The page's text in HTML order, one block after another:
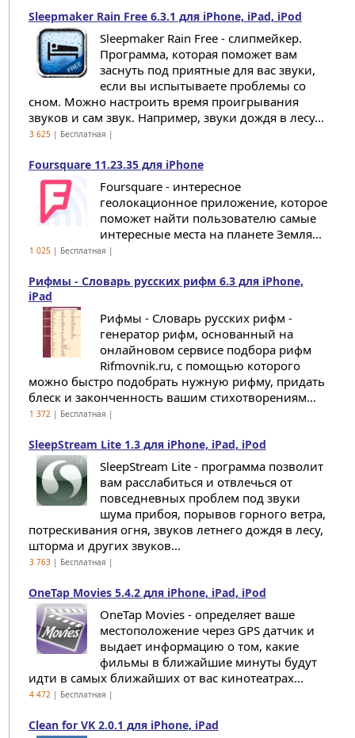
Sleepmaker Rain Free 6.3.1 для iPhone, iPad, iPod
Sleepmaker Rain Free - слипмейкер.
Программа, которая поможет вам
заснуть под приятные для вас звуки,
если вы испытываете проблемы со
сном. Можно настроить время проигрывания
звуков и сам звук. Например, звуки дождя в лесу...
3 625| Бесплатная |
Foursquare 11.23.35 для iPhone
Foursquare - интересное
геолокационное приложение, которое
поможет найти пользователю самые
интересные места на планете Земля...
1 025| Бесплатная |
Рифмы - Словарь русских рифм 6.3 для iPhone,
iPad
Рифмы - Словарь русских рифм -
генератор рифм, основанный на
онлайновом сервисе подбора рифм
Rifmovnik.ru, с помощью которого
можно быстро подобрать нужную рифму, придать
блеск и законченность вашим стихотворениям...
1 372| Бесплатная |
SleepStream Lite 1.3 для iPhone, iPad, iPod
SleepStream Lite - программа позволит
вам расслабиться и отвлечься от
повседневных проблем под звуки
шума прибоя, порывов горного ветра,
потрескивания огня, звуков летнего дождя в лесу,
шторма и других звуков...
3 763| Бесплатная |
OneTap Movies 5.4.2 для iPhone, iPad, iPod
OneTap Movies - определяет ваше
местоположение через GPS датчик и
выдает информацию о том, какие
фильмы в ближайшие минуты будут
идти в самых ближайших от вас кинотеатрах...
4 472| Бесплатная |
Clean for VK 2.0.1 для iPhone, iPad